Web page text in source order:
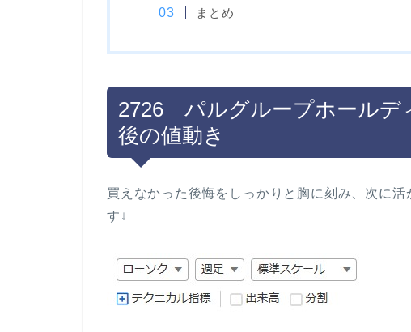
まとめ
2726 パルグループホールデ
後の値動き
買えなかった後悔をしっかりと胸に刻み、次に
す↓